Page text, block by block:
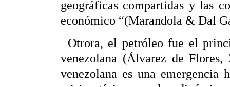
geográficas compartidas y las
económico “(Marandola & Dal
Otrora, el petróleo fue el
venezolana (Álvarez de
venezolana es una